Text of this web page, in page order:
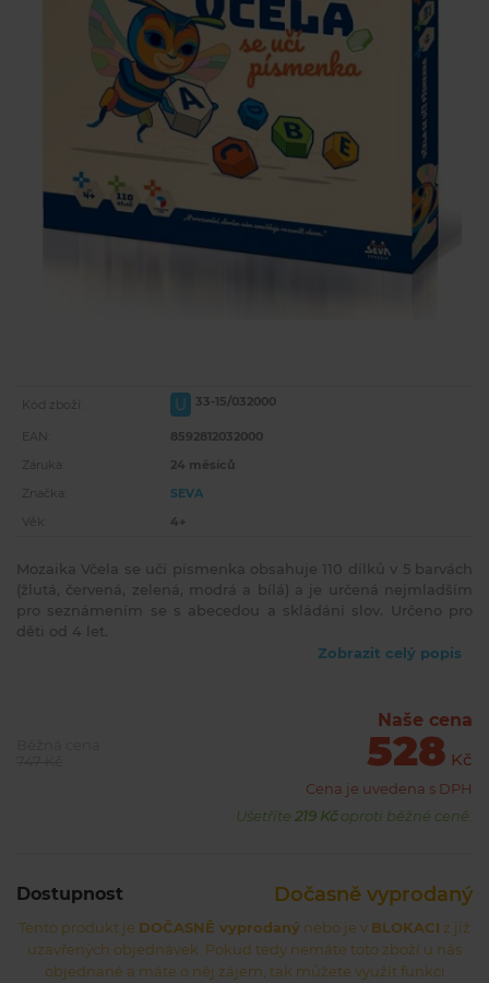
Kód zboží: U 33-15/032000
EAN:
8592812032000
Záruka:
24 měsíců
Značka:
SEVA
Věk:
4+
Mozaika Včela se učí písmenka obsahuje 110 dílků v 5 barvách
(žlutá, červená, zelená, modrá a bílá) a je určená nejmladším
pro seznámením se s abecedou a skládání slov. Určeno pro
děti od 4 let.
Zobrazit celý popis
Naše cena
528 Kč
Cena je uvedena s DPH
Ušetříte 219 Kčoproti běžné ceně.
Dostupnost Dočasně vyprodaný
Tento produkt je DOČASNĚ vyprodaný nebo je v BLOKACI z již
uzavřených objednávek. Pokud tedy nemáte toto zboží u nás
objednané a máte o něj zájem, tak můžete využít funkci